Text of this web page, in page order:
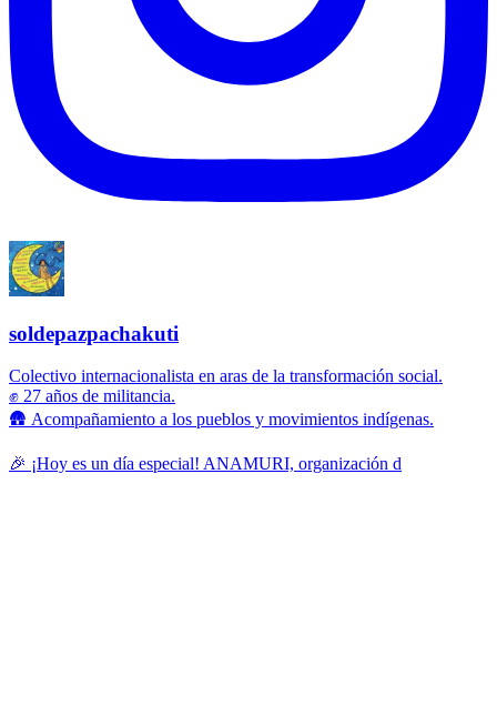
soldepazpachakuti
Colectivo internacionalista en aras de la transformación social.
✊ 27 años de militancia.
🛖 Acompañamiento a los pueblos y movimientos indígenas.
🎉 ¡Hoy es un día especial! ANAMURI, organización d